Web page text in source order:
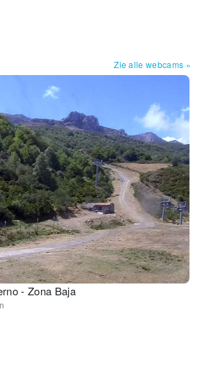
Zie alle webcams »
- Zona Baja